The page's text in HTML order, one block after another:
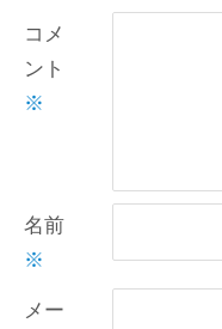
コメ
ント
※
名前
※
メー